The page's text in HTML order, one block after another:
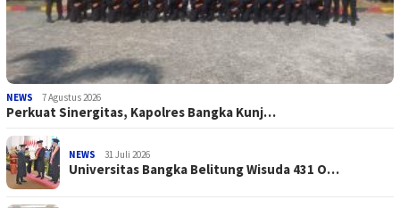
NEWS 7 Agustus 2026
Perkuat Sinergitas, Kapolres Bangka Kunj…
NEWS 31 Juli 2026
Universitas Bangka Belitung Wisuda 431 O…